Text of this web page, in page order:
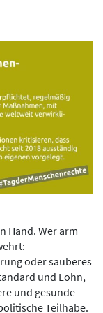
Hand. Wer arm
oder sauberes
und Lohn,
und gesunde
Teilhabe.